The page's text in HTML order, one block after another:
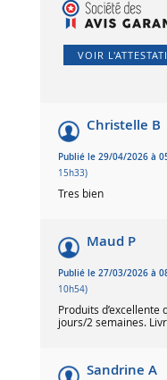
VOIR
Christelle B
Publié le 29/04/2026 à
15h33)
Tres bien
Maud P
Publié le 27/03/2026 à
10h54)
Produits
jours/2 semaines.
Sandrine A